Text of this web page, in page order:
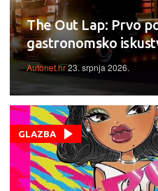
The Out Lap: Prvo
gastronomsko
Autonet.hr23. srpnja 2026.
GLAZBA